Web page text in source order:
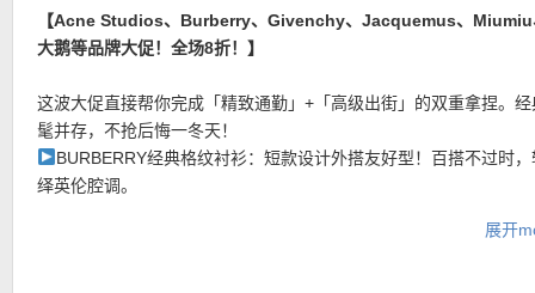
• 30天内可退换。
• 支付方式： American Express, MasterCard, Visa, JCB,
———-热门单品推荐 ———–
欧！】优雅与实用兼具的经典之选。波士顿包型几乎适用于任何日
【Acne Studios、Burberry、Givenchy、Jacquemus、Miumiu
大鹅等品牌大促！全场8折！】
这波大促直接帮你完成「精致通勤」+「高级出街」的双重拿捏。
髦并存，不抢后悔一冬天！
BURBERRY经典格纹衬衫：短款设计外搭友好型！百搭不过时
绎英伦腔调。
展开